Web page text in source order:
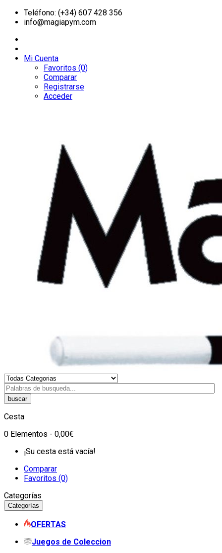
Teléfono: (+34) 607 428 356
info@magiapym.com
Mi Cuenta
Favoritos (0)
Comparar
Registrarse
Acceder
buscar
Cesta
0 Elementos - 0,00€
¡Su cesta está vacía!
Comparar
Favoritos (0)
Categorías
Categorías
OFERTAS
Juegos de Coleccion